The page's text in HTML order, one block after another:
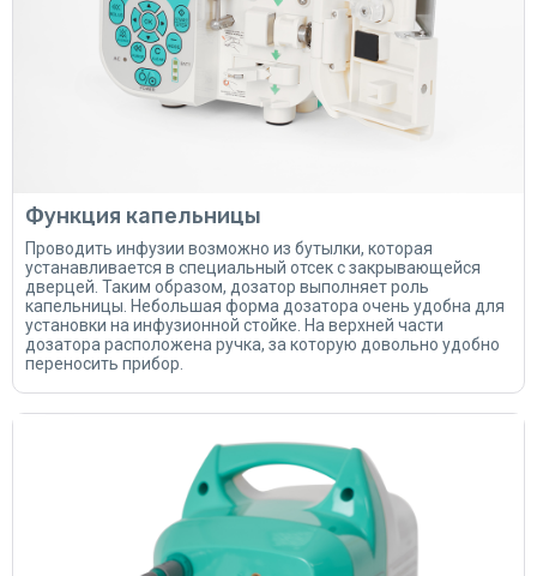
Функция капельницы
Проводить инфузии возможно из бутылки, которая
устанавливается в специальный отсек с закрывающейся
дверцей. Таким образом, дозатор выполняет роль
капельницы. Небольшая форма дозатора очень удобна для
установки на инфузионной стойке. На верхней части
дозатора расположена ручка, за которую довольно удобно
переносить прибор.